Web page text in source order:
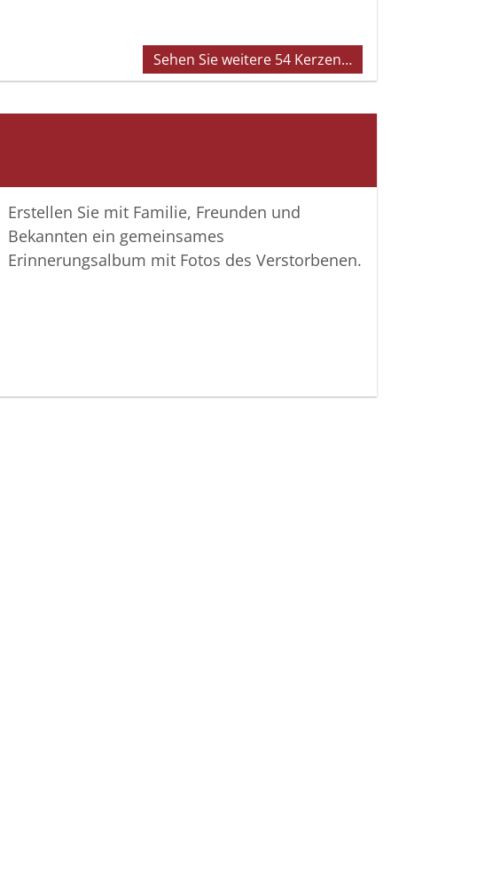
Sehen Sie weitere 54 Kerzen…
Erstellen Sie mit Familie, Freunden und
Bekannten ein gemeinsames
Erinnerungsalbum mit Fotos des Verstorbenen.